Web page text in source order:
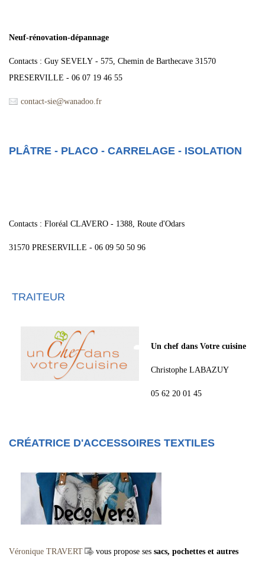
Neuf-rénovation-dépannage
Contacts : Guy SEVELY - 575, Chemin de Barthecave 31570
PRESERVILLE - 06 07 19 46 55
contact-sie@wanadoo.fr
PLÂTRE - PLACO - CARRELAGE - ISOLATION
Contacts : Floréal CLAVERO - 1388, Route d'Odars
31570 PRESERVILLE - 06 09 50 50 96
TRAITEUR
Un chef dans Votre cuisine
Christophe LABAZUY
05 62 20 01 45
CRÉATRICE D'ACCESSOIRES TEXTILES
Véronique TRAVERT vous propose ses sacs, pochettes et autres